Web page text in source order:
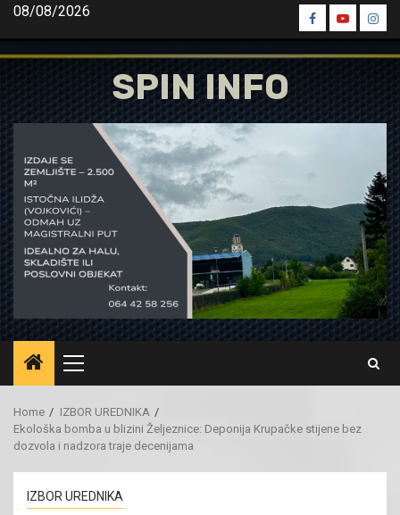
Skip
content
08/08/2026
Spin
Facebook
Spin
Youtube
Spin
SPIN INFO
Primary
Menu
Home
IZBOR UREDNIKA
Ekološka bomba u blizini Željeznice: Deponija Krupačke stijene bez
dozvola i nadzora traje decenijama
IZBOR UREDNIKA